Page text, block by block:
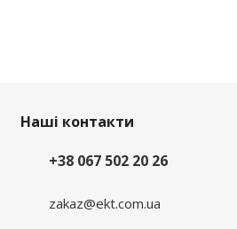
Наші контакти
+38 067 502 20 26
zakaz@ekt.com.ua